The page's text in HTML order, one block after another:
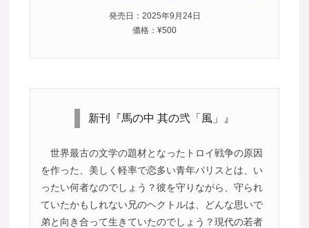
発売日：2025年9月24日
価格：¥500
新刊『馬の中 其の弐「風」』
世界最古の文学の題材となったトロイ戦争の原因
を作った、美しく軽率で恋多い青年パリスとは、い
ったい何者なのでしょう？彼を守りながら、守られ
ていたかもしれない兄のヘクトルは、どんな思いで
弟と向き合って生きていたのでしょう？現代の若者